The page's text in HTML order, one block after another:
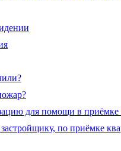
для помощи в приёмке
по приёмке